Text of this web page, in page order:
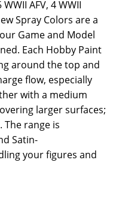
AFV, 4 WWII
Spray Colors are a
Game and Model
Each Hobby Paint
around the top and
flow, especially
with a medium
larger surfaces;
range is
Satin-
your figures and